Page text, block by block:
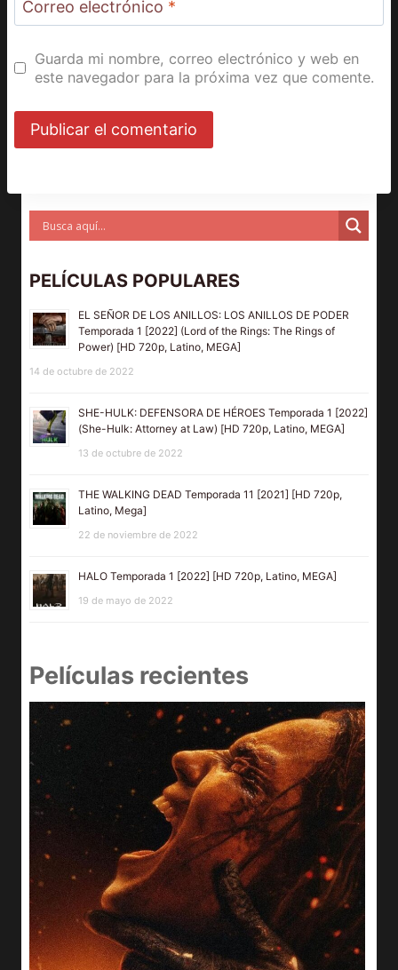
Correo electrónico *
Guarda mi nombre, correo electrónico y web en
este navegador para la próxima vez que comente.
PELÍCULAS POPULARES
EL SEÑOR DE LOS ANILLOS: LOS ANILLOS DE PODER
Temporada 1 [2022] (Lord of the Rings: The Rings of
Power) [HD 720p, Latino, MEGA]
14 de octubre de 2022
SHE-HULK: DEFENSORA DE HÉROES Temporada 1 [2022]
(She-Hulk: Attorney at Law) [HD 720p, Latino, MEGA]
13 de octubre de 2022
THE WALKING DEAD Temporada 11 [2021] [HD 720p,
Latino, Mega]
22 de noviembre de 2022
HALO Temporada 1 [2022] [HD 720p, Latino, MEGA]
19 de mayo de 2022
Películas recientes